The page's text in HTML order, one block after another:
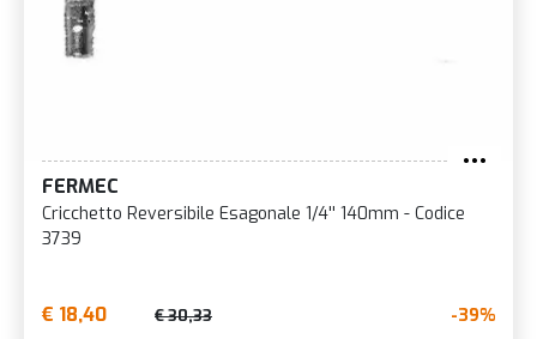
FERMEC
Cricchetto Reversibile Esagonale 1/4'' 140mm - Codice
3739
€ 18,40 € 30,33 -39%